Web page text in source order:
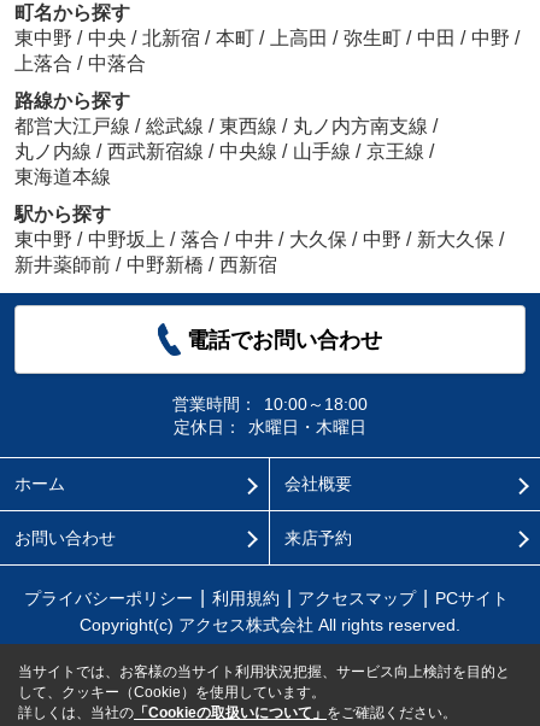
町名から探す
東中野 / 中央 / 北新宿 / 本町 / 上高田 / 弥生町 / 中田 / 中野 /
上落合 / 中落合
路線から探す
都営大江戸線 / 総武線 / 東西線 / 丸ノ内方南支線 /
丸ノ内線 / 西武新宿線 / 中央線 / 山手線 / 京王線 /
東海道本線
駅から探す
東中野 / 中野坂上 / 落合 / 中井 / 大久保 / 中野 / 新大久保 /
新井薬師前 / 中野新橋 / 西新宿
電話でお問い合わせ
営業時間：
10:00～18:00
定休日：
水曜日・木曜日
ホーム 会社概要
お問い合わせ 来店予約
プライバシーポリシー 利用規約 アクセスマップ
PCサイト
Copyright(c) アクセス株式会社 All rights reserved.
当サイトでは、お客様の当サイト利用状況把握、サービス向上検討を目的と
して、クッキー（Cookie）を使用しています。
詳しくは、当社の 「Cookieの取扱いについて」 をご確認ください。